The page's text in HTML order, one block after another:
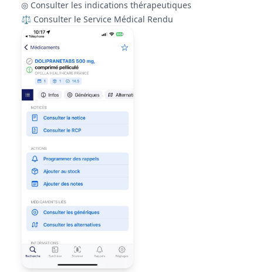
◎ Consulter les indications thérapeutiques
⚖ Consulter le Service Médical Rendu